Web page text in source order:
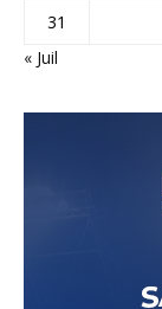
31
« Juil